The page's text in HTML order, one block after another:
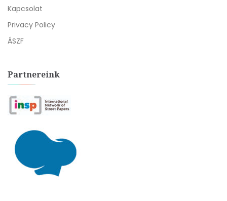
Kapcsolat
Privacy Policy
ÁSZF
Partnereink